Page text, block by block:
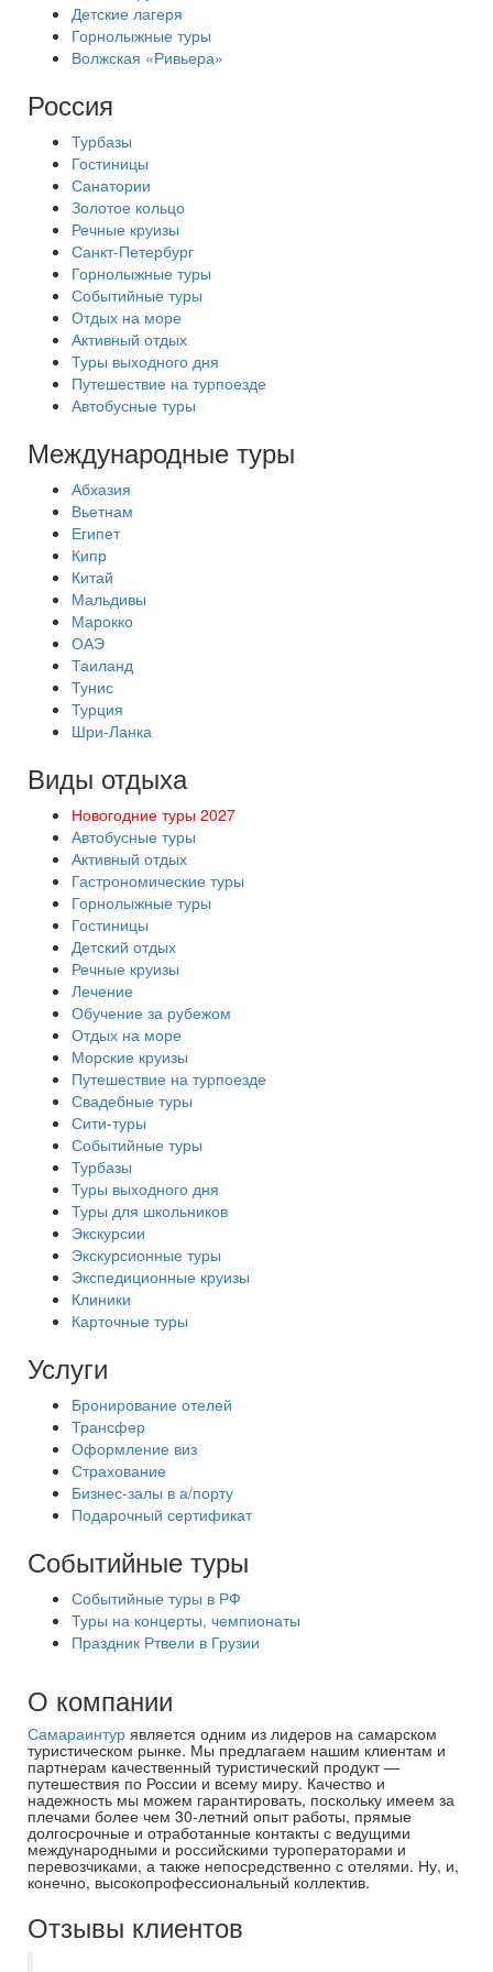
Детские лагеря
Горнолыжные туры
Волжская «Ривьера»
Россия
Турбазы
Гостиницы
Санатории
Золотое кольцо
Речные круизы
Санкт-Петербург
Горнолыжные туры
Событийные туры
Отдых на море
Активный отдых
Туры выходного дня
Путешествие на турпоезде
Автобусные туры
Международные туры
Абхазия
Вьетнам
Египет
Кипр
Китай
Мальдивы
Марокко
ОАЭ
Таиланд
Тунис
Турция
Шри-Ланка
Виды отдыха
Новогодние туры 2027
Автобусные туры
Активный отдых
Гастрономические туры
Горнолыжные туры
Гостиницы
Детский отдых
Речные круизы
Лечение
Обучение за рубежом
Отдых на море
Морские круизы
Путешествие на турпоезде
Свадебные туры
Сити-туры
Событийные туры
Турбазы
Туры выходного дня
Туры для школьников
Экскурсии
Экскурсионные туры
Экспедиционные круизы
Клиники
Карточные туры
Услуги
Бронирование отелей
Трансфер
Оформление виз
Страхование
Бизнес-залы в а/порту
Подарочный сертификат
Событийные туры
Событийные туры в РФ
Туры на концерты, чемпионаты
Праздник Ртвели в Грузии
О компании
Самараинтур является одним из лидеров на самарском
туристическом рынке. Мы предлагаем нашим клиентам и
партнерам качественный туристический продукт —
путешествия по России и всему миру. Качество и
надежность мы можем гарантировать, поскольку имеем за
плечами более чем 30-летний опыт работы, прямые
долгосрочные и отработанные контакты с ведущими
международными и российскими туроператорами и
перевозчиками, а также непосредственно с отелями. Ну, и,
конечно, высокопрофессиональный коллектив.
Отзывы клиентов